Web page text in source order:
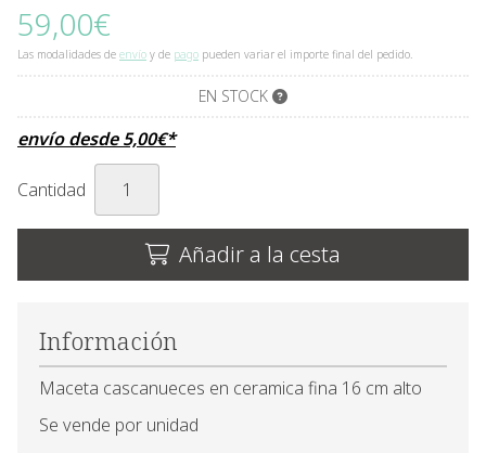
59,00€
Las modalidades de envío y de pago pueden variar el importe final del pedido.
EN STOCK
envío desde5,00€*
Cantidad
Añadir a la cesta
Información
Maceta cascanueces en ceramica fina 16 cm alto
Se vende por unidad